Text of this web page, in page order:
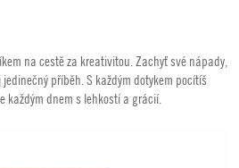
na cestě za kreativitou. Zachyť své nápady,
příběh. S každým dotykem pocítíš
každým dnem s lehkostí a grácií.